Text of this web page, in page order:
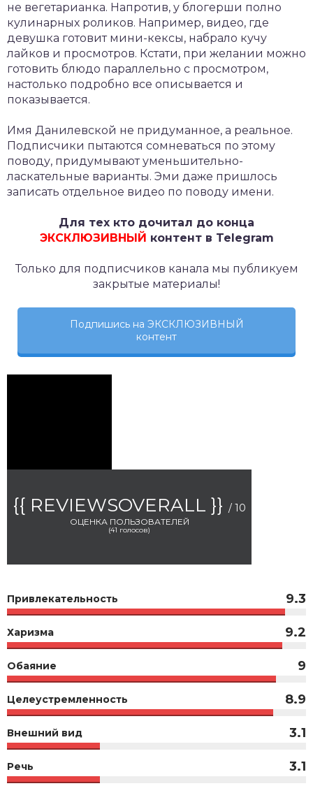
не вегетарианка. Напротив, у блогерши полно
кулинарных роликов. Например, видео, где
девушка готовит мини-кексы, набрало кучу
лайков и просмотров. Кстати, при желании можно
готовить блюдо параллельно с просмотром,
настолько подробно все описывается и
показывается.
Имя Данилевской не придуманное, а реальное.
Подписчики пытаются сомневаться по этому
поводу, придумывают уменьшительно-
ласкательные варианты. Эми даже пришлось
записать отдельное видео по поводу имени.
Для тех кто дочитал до конца
ЭКСКЛЮЗИВНЫЙ контент в Telegram
Только для подписчиков канала мы публикуем
закрытые материалы!
Подпишись на ЭКСКЛЮЗИВНЫЙ
контент
{{ REVIEWSOVERALL }} / 10
ОЦЕНКА ПОЛЬЗОВАТЕЛЕЙ
(41 голосов)
Привлекательность 9.3
Харизма 9.2
Обаяние 9
Целеустремленность 8.9
Внешний вид 3.1
Речь 3.1